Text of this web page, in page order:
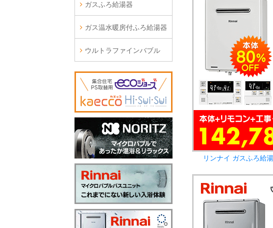
リンナイ ガスふろ給
ガスふろ給湯器
ガス温水暖房付ふろ給湯器
ウルトラファインバブル